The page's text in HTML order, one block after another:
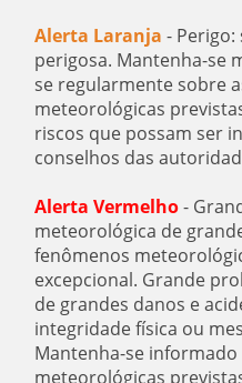
Alerta Laranja -
perigosa. Mantenha-se
se regularmente sobre
meteorológicas
riscos que possam ser
conselhos das
Alerta Vermelho-
meteorológica de
fenômenos
excepcional. Grande
de grandes danos e
integridade física ou
Mantenha-se
meteorológicas